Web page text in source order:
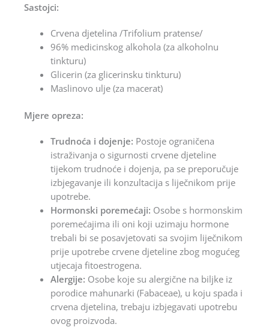
Sastojci:
Crvena djetelina /Trifolium pratense/
96% medicinskog alkohola (za alkoholnu
tinkturu)
Glicerin (za glicerinsku tinkturu)
Maslinovo ulje (za macerat)
Mjere opreza:
Trudnoća i dojenje: Postoje ograničena
istraživanja o sigurnosti crvene djeteline
tijekom trudnoće i dojenja, pa se preporučuje
izbjegavanje ili konzultacija s liječnikom prije
upotrebe.
Hormonski poremećaji: Osobe s hormonskim
poremećajima ili oni koji uzimaju hormone
trebali bi se posavjetovati sa svojim liječnikom
prije upotrebe crvene djeteline zbog mogućeg
utjecaja fitoestrogena.
Alergije: Osobe koje su alergične na biljke iz
porodice mahunarki (Fabaceae), u koju spada i
crvena djetelina, trebaju izbjegavati upotrebu
ovog proizvoda.